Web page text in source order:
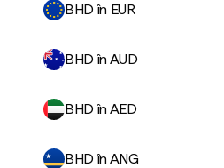
BHD în EUR
BHD în AUD
BHD în AED
BHD în ANG